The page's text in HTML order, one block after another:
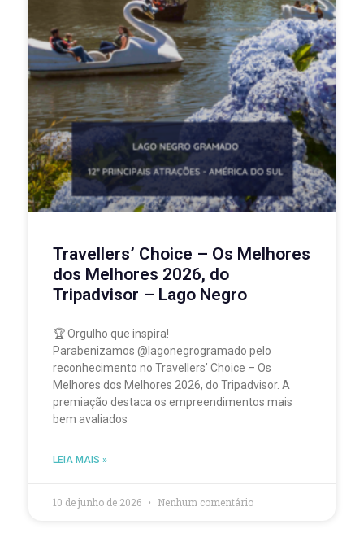
Travellers’ Choice – Os Melhores
dos Melhores 2026, do
Tripadvisor – Lago Negro
🏆 Orgulho que inspira!
Parabenizamos @lagonegrogramado pelo
reconhecimento no Travellers’ Choice – Os
Melhores dos Melhores 2026, do Tripadvisor. A
premiação destaca os empreendimentos mais
bem avaliados
LEIA MAIS »
10 de junho de 2026 Nenhum comentário